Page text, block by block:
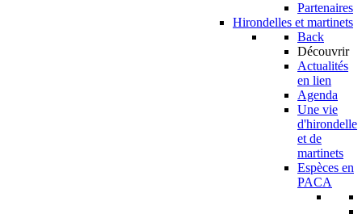
Partenaires
Hirondelles et martinets
Back
Découvrir
Actualités
en lien
Agenda
Une vie
d'hirondelle
et de
martinets
Espèces en
PACA